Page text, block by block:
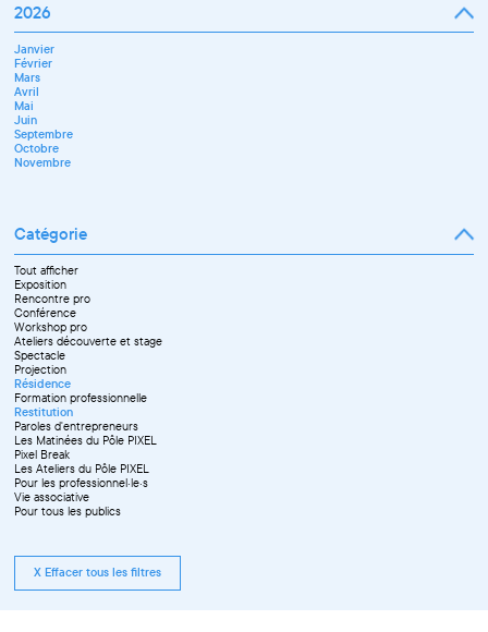
Janvier
Février
Mars
Avril
Mai
Juin
Juillet
Septembre
Octobre
Novembre
Décembre
2026
Janvier
Février
Mars
Avril
Mai
Juin
Septembre
Octobre
Novembre
Catégorie
Tout afficher
Exposition
Rencontre pro
Conférence
Workshop pro
Ateliers découverte et stage
Spectacle
Projection
Résidence
Formation professionnelle
Restitution
Paroles d'entrepreneurs
Les Matinées du Pôle PIXEL
Pixel Break
Les Ateliers du Pôle PIXEL
Pour les professionnel·le·s
Vie associative
Pour tous les publics
X Effacer tous les filtres